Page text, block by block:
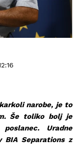
narobe, je to
Še toliko bolj je
Uradne
Separations z